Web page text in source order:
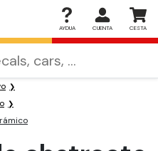
AYDUA CUENTA CESTA